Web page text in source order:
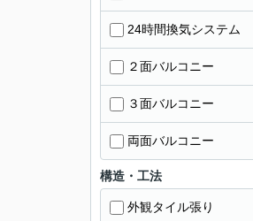
24時間換気システム
２面バルコニー
３面バルコニー
両面バルコニー
構造・工法
外観タイル張り